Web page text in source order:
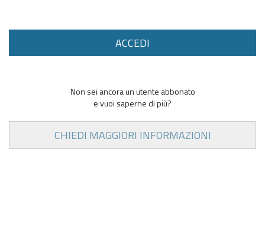
ACCEDI
Non sei ancora un utente abbonato
e vuoi saperne di più?
CHIEDI MAGGIORI INFORMAZIONI